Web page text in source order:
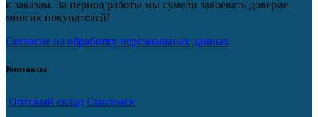
к заказам. За период работы мы сумели завоевать доверие
многих покупателей!
Согласие на обработку персональных данных
Контакты
Оптовый склад Смоленск